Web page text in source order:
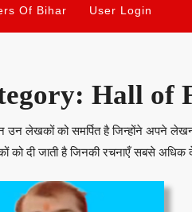
Of Bihar User Login
Hall of
उन लेखकों को समर्पित है जिन्होंने अपने
को दी जाती है जिनकी रचनाएँ सबसे अधिक